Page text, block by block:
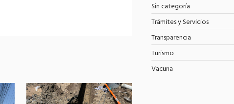
Sin categoría
Trámites y Servicios
Transparencia
Turismo
Vacuna